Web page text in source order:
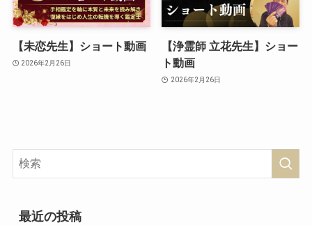
【未恋先生】ショート動画
2026年2月26日
【浄霊師 立花先生】ショー
ト動画
2026年2月26日
最近の投稿